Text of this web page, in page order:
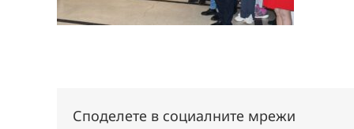
Споделете в социалните мрежи